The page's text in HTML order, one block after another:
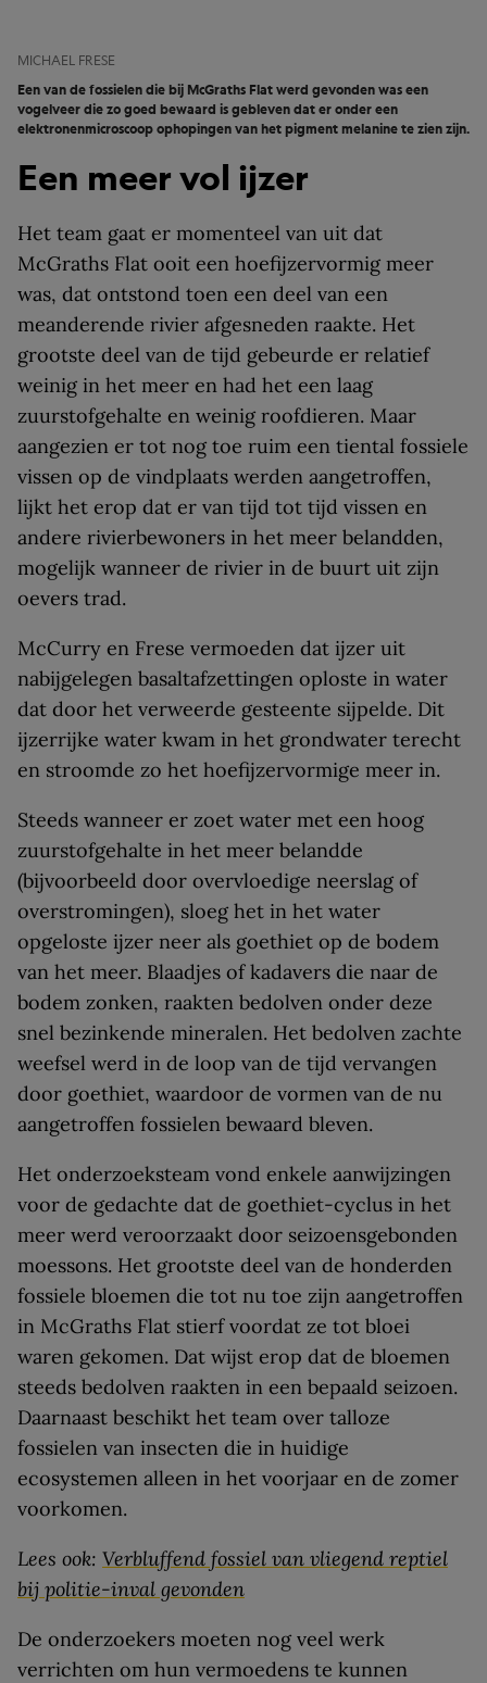
MICHAEL FRESE
Een van de fossielen die bij McGraths Flat werd gevonden was een
vogelveer die zo goed bewaard is gebleven dat er onder een
elektronenmicroscoop ophopingen van het pigment melanine te zien zijn.
Een meer vol ijzer
Het team gaat er momenteel van uit dat
McGraths Flat ooit een hoefijzervormig meer
was, dat ontstond toen een deel van een
meanderende rivier afgesneden raakte. Het
grootste deel van de tijd gebeurde er relatief
weinig in het meer en had het een laag
zuurstofgehalte en weinig roofdieren. Maar
aangezien er tot nog toe ruim een tiental fossiele
vissen op de vindplaats werden aangetroffen,
lijkt het erop dat er van tijd tot tijd vissen en
andere rivierbewoners in het meer belandden,
mogelijk wanneer de rivier in de buurt uit zijn
oevers trad.
McCurry en Frese vermoeden dat ijzer uit
nabijgelegen basaltafzettingen oploste in water
dat door het verweerde gesteente sijpelde. Dit
ijzerrijke water kwam in het grondwater terecht
en stroomde zo het hoefijzervormige meer in.
Steeds wanneer er zoet water met een hoog
zuurstofgehalte in het meer belandde
(bijvoorbeeld door overvloedige neerslag of
overstromingen), sloeg het in het water
opgeloste ijzer neer als goethiet op de bodem
van het meer. Blaadjes of kadavers die naar de
bodem zonken, raakten bedolven onder deze
snel bezinkende mineralen. Het bedolven zachte
weefsel werd in de loop van de tijd vervangen
door goethiet, waardoor de vormen van de nu
aangetroffen fossielen bewaard bleven.
Het onderzoeksteam vond enkele aanwijzingen
voor de gedachte dat de goethiet-cyclus in het
meer werd veroorzaakt door seizoensgebonden
moessons. Het grootste deel van de honderden
fossiele bloemen die tot nu toe zijn aangetroffen
in McGraths Flat stierf voordat ze tot bloei
waren gekomen. Dat wijst erop dat de bloemen
steeds bedolven raakten in een bepaald seizoen.
Daarnaast beschikt het team over talloze
fossielen van insecten die in huidige
ecosystemen alleen in het voorjaar en de zomer
voorkomen.
Lees ook: Verbluffend fossiel van vliegend reptiel
bij politie-inval gevonden
De onderzoekers moeten nog veel werk
verrichten om hun vermoedens te kunnen